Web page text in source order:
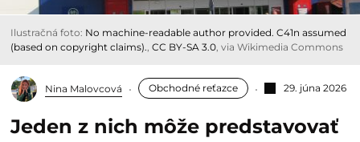
Ilustračná foto: No machine-readable author provided. C41n assumed
(based on copyright claims). CC BY-SA 3.0 , via Wikimedia Commons
Nina Malovcová Obchodné reťazce 29. júna 2026
Jeden z nich môže predstavovať